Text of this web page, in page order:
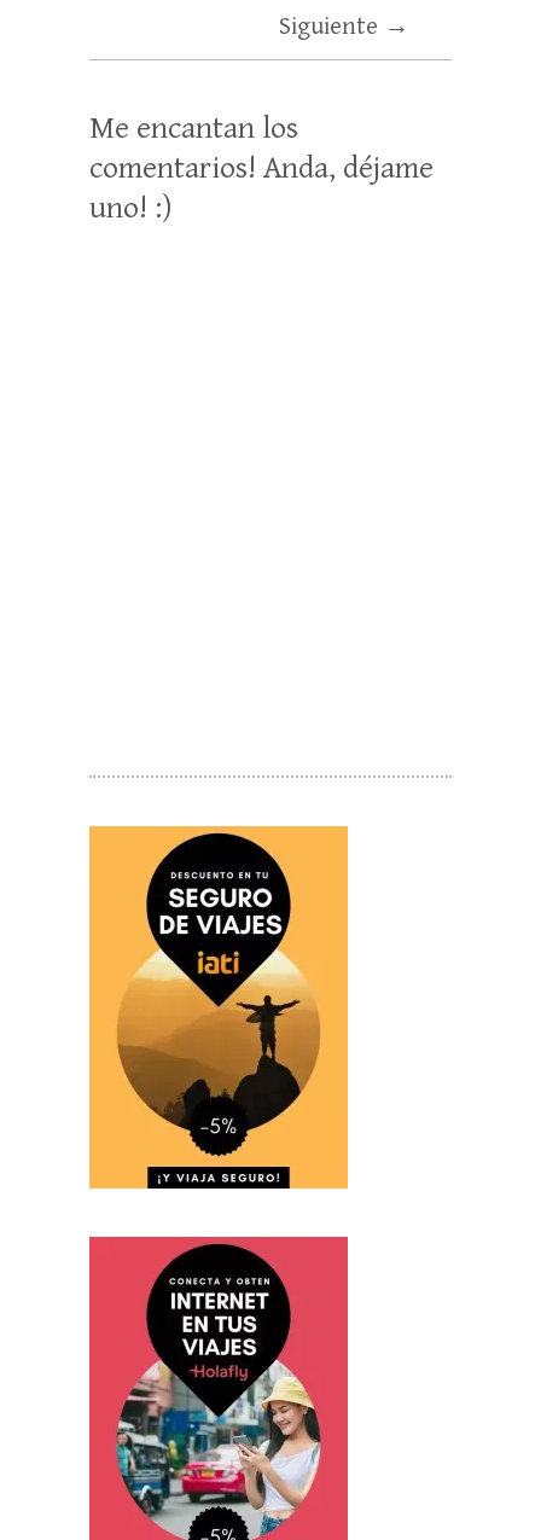
Siguiente →
Me encantan los
comentarios! Anda, déjame
uno! :)